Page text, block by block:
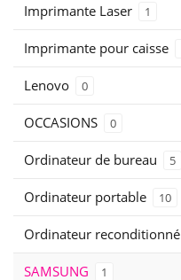
Imprimante Laser 1
Imprimante pour caisse
Lenovo 0
OCCASIONS 0
Ordinateur de bureau 5
Ordinateur portable 10
Ordinateur reconditionné
SAMSUNG 1